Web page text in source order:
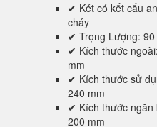
✔ Két có kết cấu
cháy
✔ Trọng Lượng: 90
✔ Kích thước
mm
✔ Kích thước sử
240 mm
✔ Kích thước ngăn
200 mm